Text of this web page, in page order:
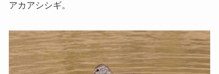
アカアシシギ。